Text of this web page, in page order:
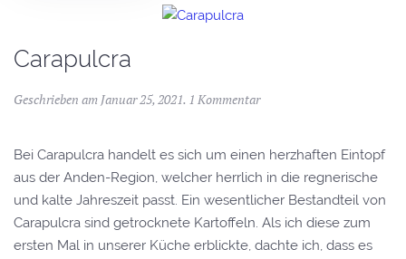
Carapulcra
Geschrieben am Januar 25, 2021. 1 Kommentar
Bei Carapulcra handelt es sich um einen herzhaften Eintopf
aus der Anden-Region, welcher herrlich in die regnerische
und kalte Jahreszeit passt. Ein wesentlicher Bestandteil von
Carapulcra sind getrocknete Kartoffeln. Als ich diese zum
ersten Mal in unserer Küche erblickte, dachte ich, dass es